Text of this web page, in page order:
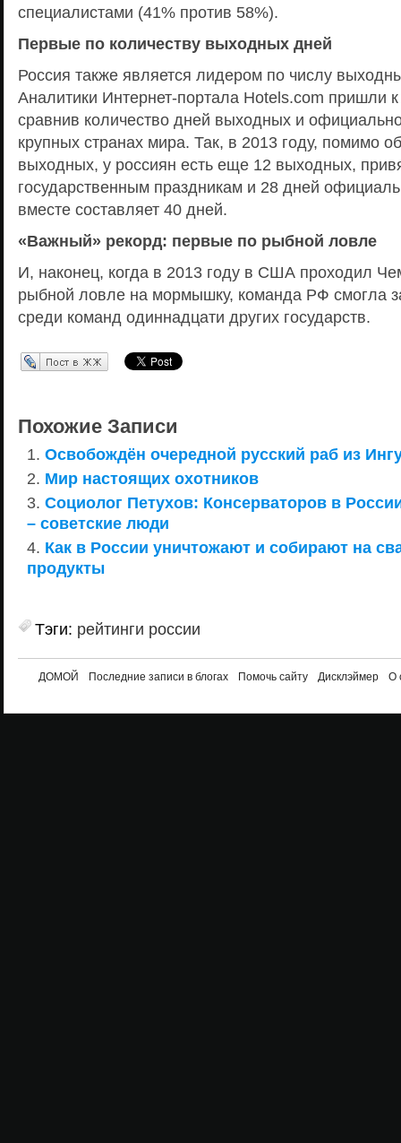
специалистами (41% против 58%).
Первые по количеству выходных дней
Россия также является лидером по числу
Аналитики Интернет-портала Hotels.com пришли
сравнив количество дней выходных и
крупных странах мира. Так, в 2013 году, помимо
выходных, у россиян есть еще 12 выходных,
государственным праздникам и 28 дней
вместе составляет 40 дней.
«Важный» рекорд: первые по рыбной ловле
И, наконец, когда в 2013 году в США проходил
рыбной ловле на мормышку, команда РФ смогла
среди команд одиннадцати других государств.
Перепост в ЖЖ
Похожие Записи
Освобождён очередной русский раб из
Мир настоящих охотников
Социолог Петухов: Консерваторов в
– советские люди
Как в России уничтожают и собирают на
продукты
Тэги: рейтинги россии
ДОМОЙ Последние записи в блогах Помочь сайту Дисклэймер О